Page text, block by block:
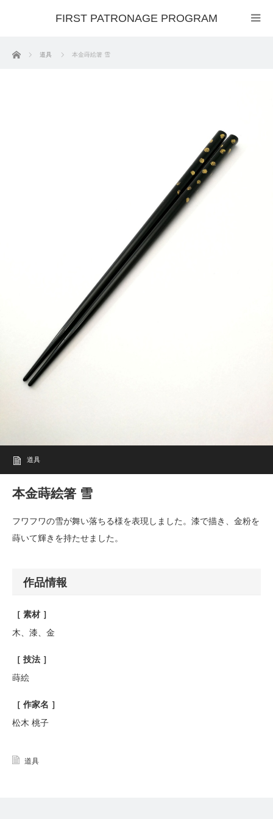
FIRST PATRONAGE PROGRAM
ホーム 道具 本金蒔絵箸 雪
道具
本金蒔絵箸 雪
フワフワの雪が舞い落ちる様を表現しました。漆で描き、金粉を
蒔いて輝きを持たせました。
作品情報
［ 素材 ］
木、漆、金
［ 技法 ］
蒔絵
［ 作家名 ］
松木 桃子
道具